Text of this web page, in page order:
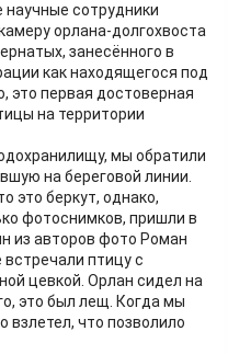
сотрудники
орлана-долгохвоста
занесённого в
как находящегося под
это первая достоверная
на территории
мы обратили
на береговой линии.
это беркут, однако,
фотоснимков, пришли в
из авторов фото Роман
птицу с
цевкой. Орлан сидел на
это был лещ. Когда мы
взлетел, что позволило